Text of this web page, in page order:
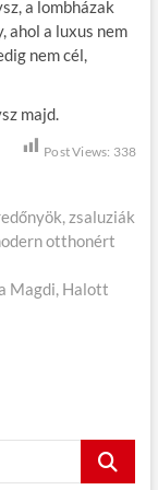
a lombházak
ahol a luxus nem
nem cél,
majd.
Post Views: 338
zsaluziák
otthonért
Magdi, Halott